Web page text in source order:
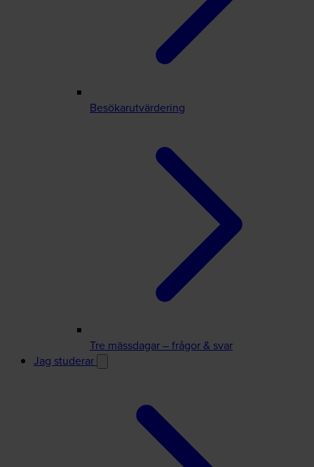
Besökarutvärdering
Tre mässdagar – frågor & svar
Jag studerar